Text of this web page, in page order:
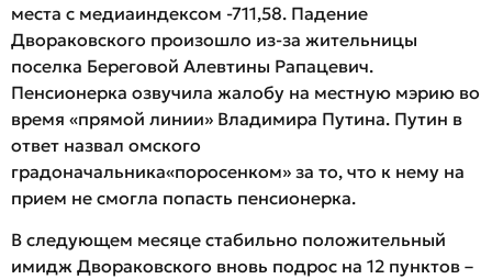
места с медиаиндексом -711,58. Падение
Двораковского произошло из-за жительницы
поселка Береговой Алевтины Рапацевич.
Пенсионерка озвучила жалобу на местную мэрию во
время «прямой линии» Владимира Путина. Путин в
ответ назвал омского
градоначальника«поросенком» за то, что к нему на
прием не смогла попасть пенсионерка.
В следующем месяце стабильно положительный
имидж Двораковского вновь подрос на 12 пунктов –